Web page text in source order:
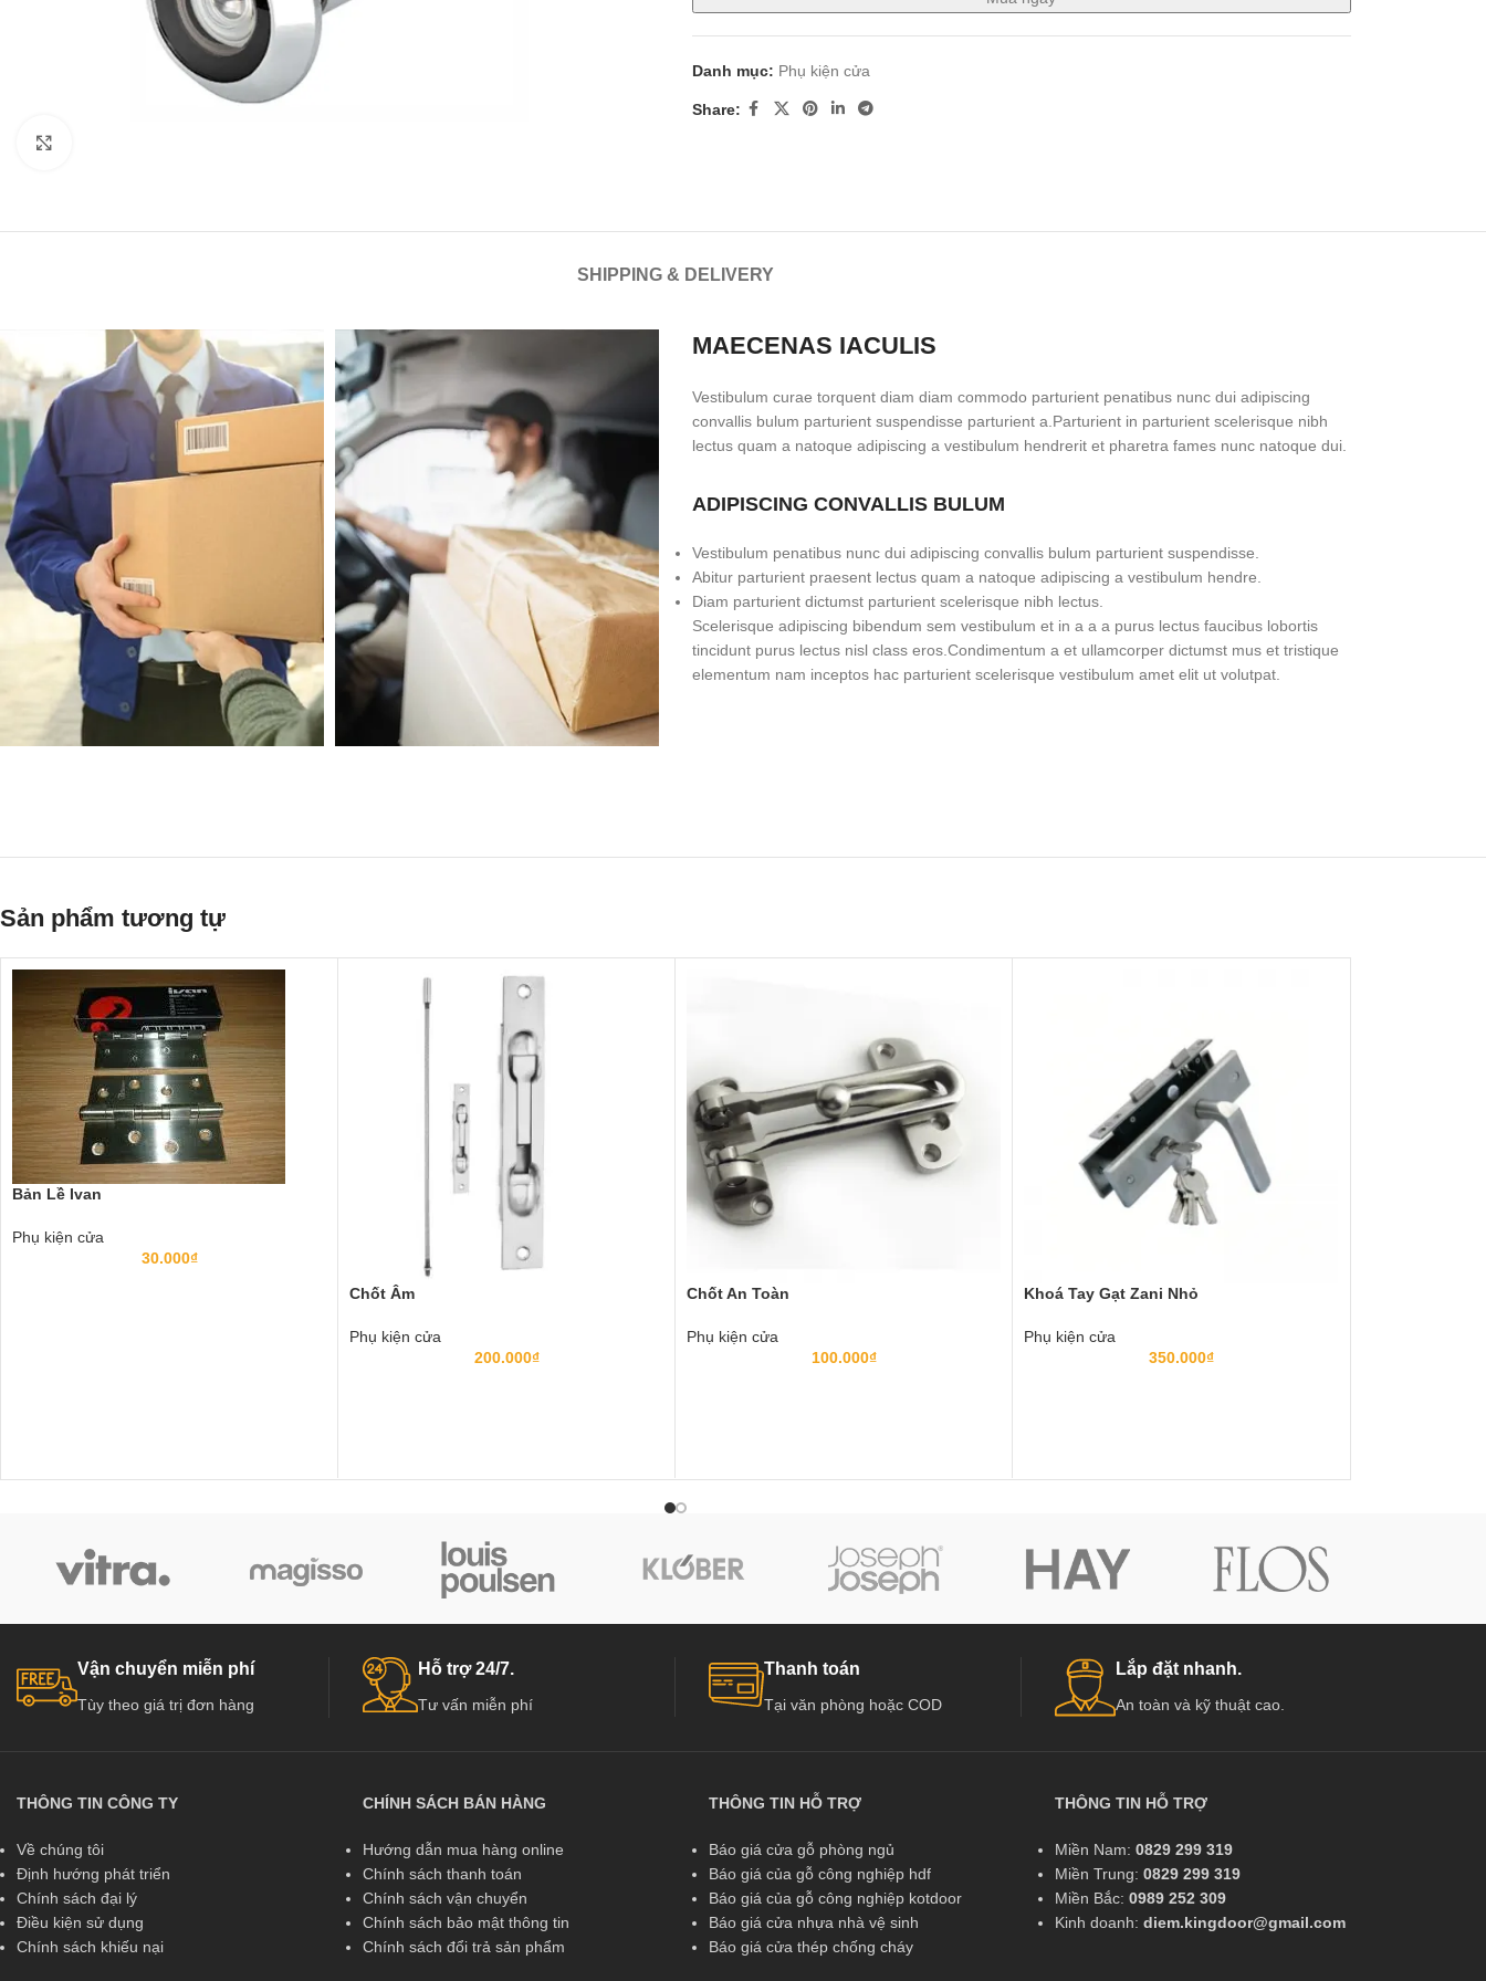
Danh mục: Phụ kiện cửa
Share:
SHIPPING & DELIVERY
MAECENAS IACULIS
Vestibulum curae torquent diam diam commodo parturient penatibus nunc dui adipiscing
convallis bulum parturient suspendisse parturient a.Parturient in parturient scelerisque nibh
lectus quam a natoque adipiscing a vestibulum hendrerit et pharetra fames nunc natoque dui.
ADIPISCING CONVALLIS BULUM
Vestibulum penatibus nunc dui adipiscing convallis bulum parturient suspendisse.
Abitur parturient praesent lectus quam a natoque adipiscing a vestibulum hendre.
Diam parturient dictumst parturient scelerisque nibh lectus.
Scelerisque adipiscing bibendum sem vestibulum et in a a a purus lectus faucibus lobortis
tincidunt purus lectus nisl class eros.Condimentum a et ullamcorper dictumst mus et tristique
elementum nam inceptos hac parturient scelerisque vestibulum amet elit ut volutpat.
Sản phẩm tương tự
Bản Lề Ivan
Phụ kiện cửa
30.000₫
Chốt Âm
Phụ kiện cửa
200.000₫
Chốt An Toàn
Phụ kiện cửa
100.000₫
Khoá Tay Gạt Zani Nhỏ
Phụ kiện cửa
350.000₫
Vận chuyển miễn phí
Tùy theo giá trị đơn hàng
Hỗ trợ 24/7.
Tư vấn miễn phí
Thanh toán
Tại văn phòng hoặc COD
Lắp đặt nhanh.
An toàn và kỹ thuật cao.
THÔNG TIN CÔNG TY
Về chúng tôi
Định hướng phát triển
Chính sách đại lý
Điều kiện sử dụng
Chính sách khiếu nại
CHÍNH SÁCH BÁN HÀNG
Hướng dẫn mua hàng online
Chính sách thanh toán
Chính sách vận chuyển
Chính sách bảo mật thông tin
Chính sách đổi trả sản phẩm
THÔNG TIN HỖ TRỢ
Báo giá cửa gỗ phòng ngủ
Báo giá của gỗ công nghiệp hdf
Báo giá của gỗ công nghiệp kotdoor
Báo giá cửa nhựa nhà vệ sinh
Báo giá cửa thép chống cháy
THÔNG TIN HỖ TRỢ
Miền Nam: 0829 299 319
Miền Trung: 0829 299 319
Miền Bắc: 0989 252 309
Kinh doanh: diem.kingdoor@gmail.com